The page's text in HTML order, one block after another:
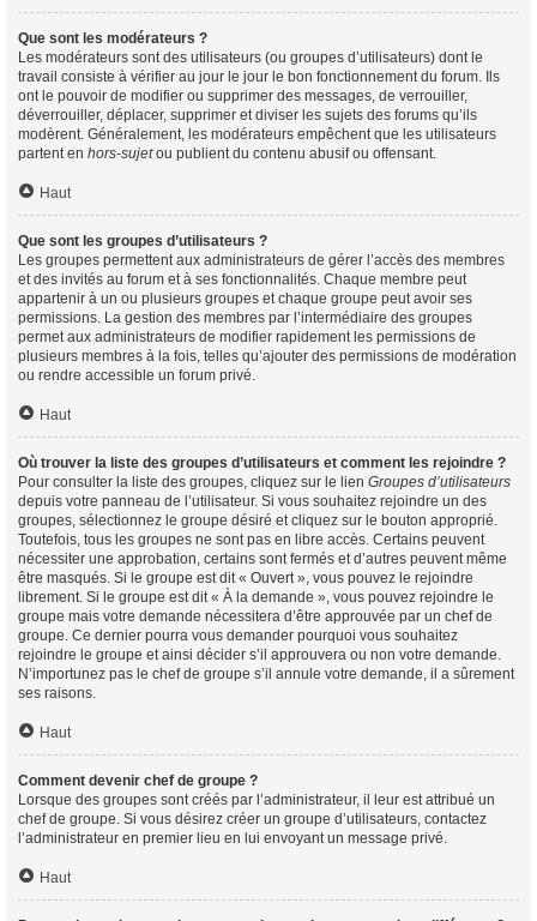
Que sont les modérateurs ?
Les modérateurs sont des utilisateurs (ou groupes d’utilisateurs) dont le
travail consiste à vérifier au jour le jour le bon fonctionnement du forum. Ils
ont le pouvoir de modifier ou supprimer des messages, de verrouiller,
déverrouiller, déplacer, supprimer et diviser les sujets des forums qu’ils
modèrent. Généralement, les modérateurs empêchent que les utilisateurs
partent en hors-sujetou publient du contenu abusif ou offensant.
Haut
Que sont les groupes d’utilisateurs ?
Les groupes permettent aux administrateurs de gérer l’accès des membres
et des invités au forum et à ses fonctionnalités. Chaque membre peut
appartenir à un ou plusieurs groupes et chaque groupe peut avoir ses
permissions. La gestion des membres par l’intermédiaire des groupes
permet aux administrateurs de modifier rapidement les permissions de
plusieurs membres à la fois, telles qu’ajouter des permissions de modération
ou rendre accessible un forum privé.
Haut
Où trouver la liste des groupes d’utilisateurs et comment les rejoindre ?
Pour consulter la liste des groupes, cliquez sur le lien Groupes d’utilisateurs
depuis votre panneau de l’utilisateur. Si vous souhaitez rejoindre un des
groupes, sélectionnez le groupe désiré et cliquez sur le bouton approprié.
Toutefois, tous les groupes ne sont pas en libre accès. Certains peuvent
nécessiter une approbation, certains sont fermés et d’autres peuvent même
être masqués. Si le groupe est dit « Ouvert », vous pouvez le rejoindre
librement. Si le groupe est dit « À la demande », vous pouvez rejoindre le
groupe mais votre demande nécessitera d’être approuvée par un chef de
groupe. Ce dernier pourra vous demander pourquoi vous souhaitez
rejoindre le groupe et ainsi décider s’il approuvera ou non votre demande.
N’importunez pas le chef de groupe s’il annule votre demande, il a sûrement
ses raisons.
Haut
Comment devenir chef de groupe ?
Lorsque des groupes sont créés par l’administrateur, il leur est attribué un
chef de groupe. Si vous désirez créer un groupe d’utilisateurs, contactez
l’administrateur en premier lieu en lui envoyant un message privé.
Haut